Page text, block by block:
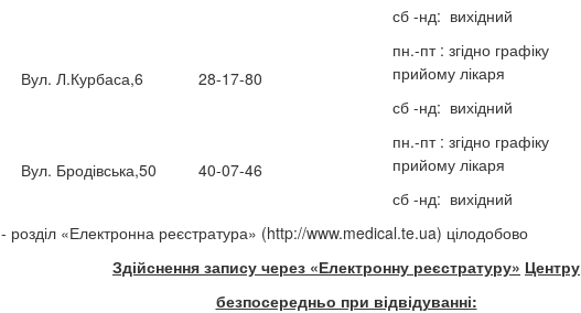
сб -нд: вихідний
Вул. Л.Курбаса,6 28-17-80
пн.-пт : згідно графіку
прийому лікаря
сб -нд: вихідний
Вул. Бродівська,50 40-07-46
пн.-пт : згідно графіку
прийому лікаря
сб -нд: вихідний
- розділ «Електронна реєстратура» (http://www.medical.te.ua) цілодобово
Здійснення запису через «Електронну реєстратуру» Центру
безпосередньо при відвідуванні: